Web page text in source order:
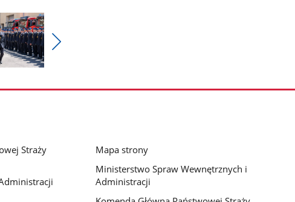
Straży
Mapa strony
Ministerstwo Spraw Wewnętrznych i
Administracji